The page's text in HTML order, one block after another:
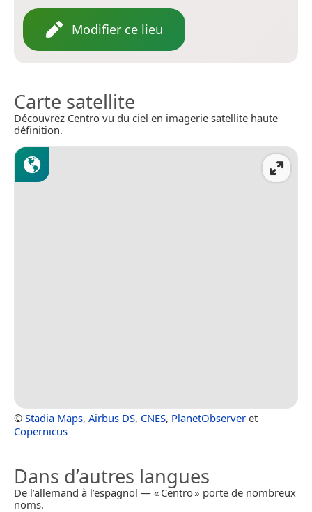
Modifier ce lieu
Carte satellite
Découvrez Centro vu du ciel en imagerie satellite haute
définition.
© Stadia Maps, Airbus DS, CNES, PlanetObserver et
Copernicus
Dans d’autres langues
De l’allemand à l’espagnol — « Centro » porte de nombreux
noms.